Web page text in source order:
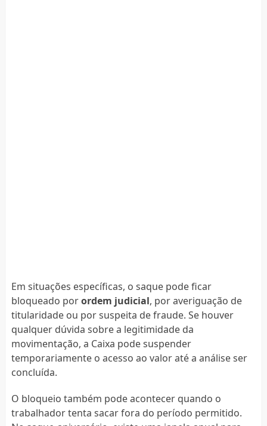
Em situações específicas, o saque pode ficar
bloqueado porordem judicial, por averiguação de
titularidade ou por suspeita de fraude. Se houver
qualquer dúvida sobre a legitimidade da
movimentação, a Caixa pode suspender
temporariamente o acesso ao valor até a análise ser
concluída.
O bloqueio também pode acontecer quando o
trabalhador tenta sacar fora do período permitido.